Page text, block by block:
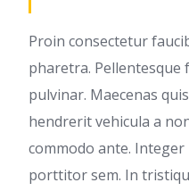
Proin consectetur
pharetra. Pellentesque
pulvinar. Maecenas
hendrerit vehicula a
commodo ante. Integer
porttitor sem. In